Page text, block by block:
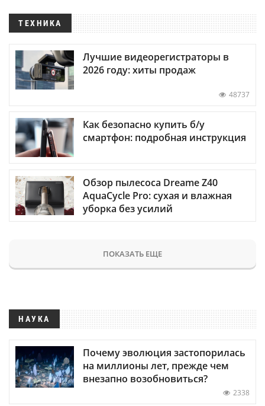
ТЕХНИКА
Лучшие видеорегистраторы в
2026 году: хиты продаж
48737
Как безопасно купить б/у
смартфон: подробная инструкция
Обзор пылесоса Dreame Z40
AquaCycle Pro: сухая и влажная
уборка без усилий
ПОКАЗАТЬ ЕЩЕ
НАУКА
Почему эволюция застопорилась
на миллионы лет, прежде чем
внезапно возобновиться?
2338